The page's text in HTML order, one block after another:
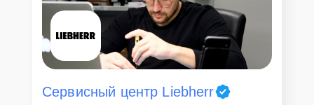
Сервисный центр Liebherr